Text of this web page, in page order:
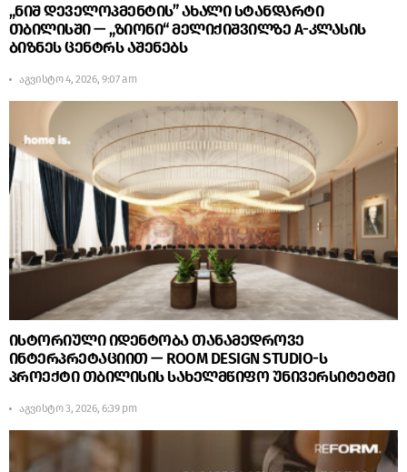
„ნიშ დეველოპმენტის” ახალი სტანდარტი
თბილისში — „ზიონი“ მელიქიშვილზე A-კლასის
ბიზნეს ცენტრს აშენებს
აგვისტო 4, 2026, 9:07 am
ისტორიული იდენტობა თანამედროვე
ინტერპრეტაციით — ROOM DESIGN STUDIO-ს
პროექტი თბილისის სახელმწიფო უნივერსიტეტში
აგვისტო 3, 2026, 6:39 pm